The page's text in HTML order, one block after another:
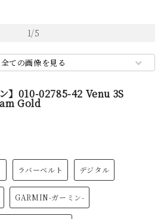
1/5
全ての画像を見る
】010-02785-42 Venu 3S
Gold
ラバーベルト デジタル
GARMIN-ガーミン-